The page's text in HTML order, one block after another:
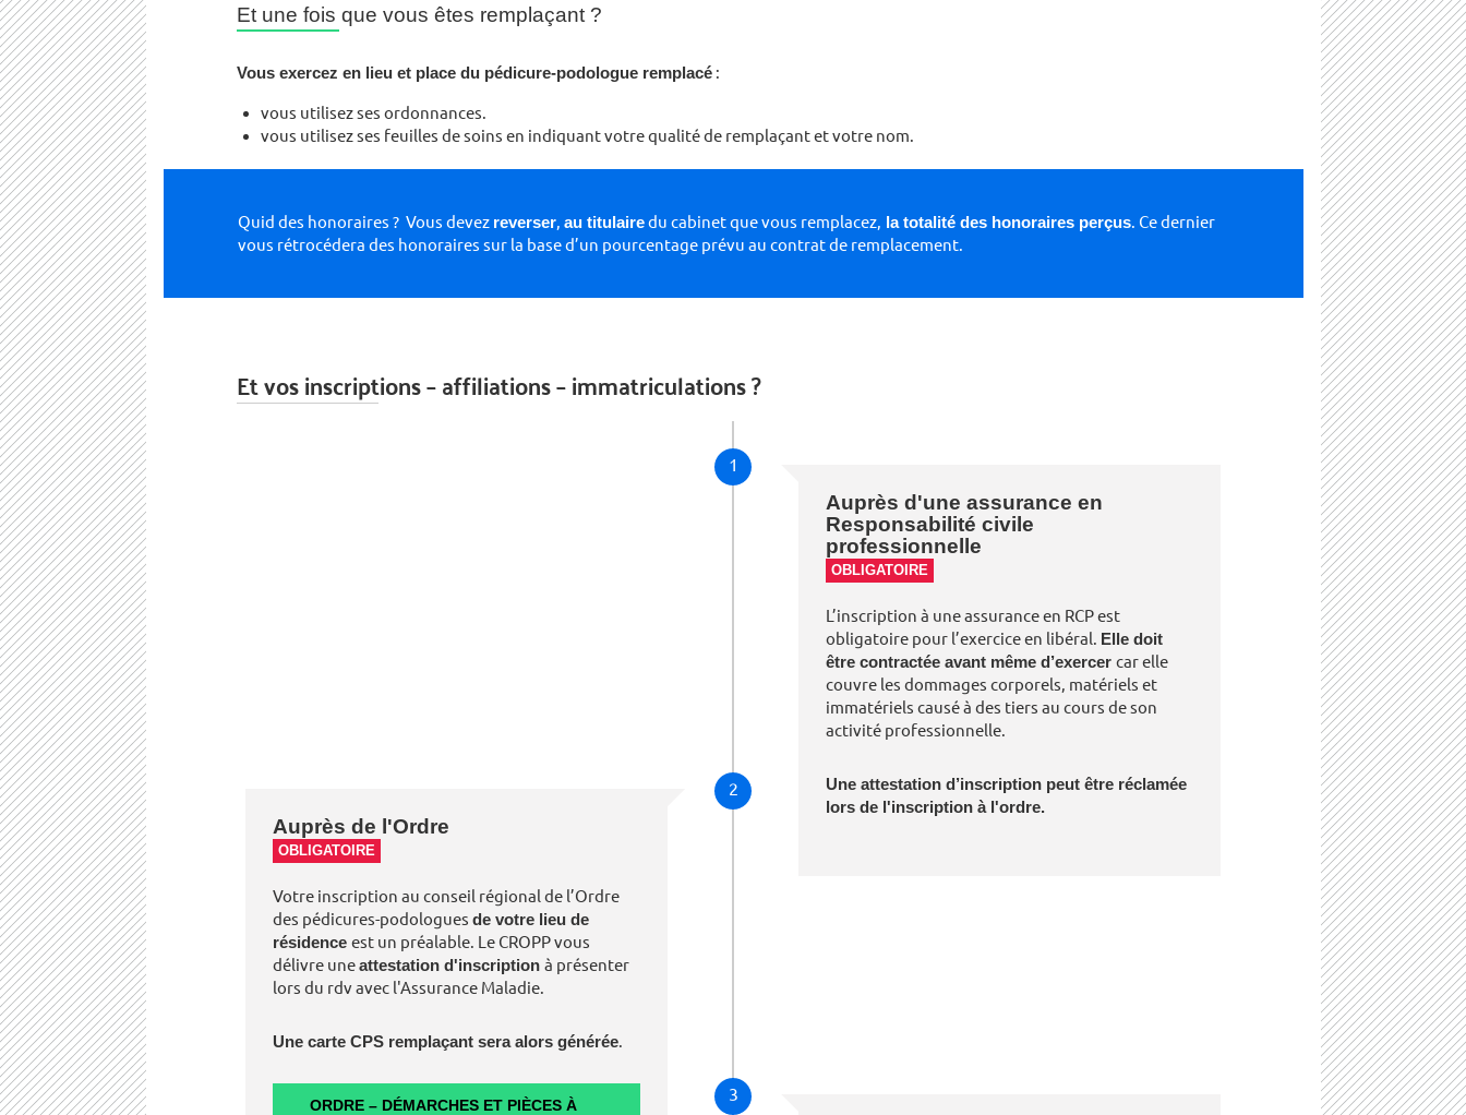
Et une fois que vous êtes remplaçant ?
Vous exercez en lieu et place du pédicure-podologue remplacé:
vous utilisez ses ordonnances.
vous utilisez ses feuilles de soins en indiquant votre qualité de remplaçant et votre nom.
Quid des honoraires ? Vous devez reverser, au titulairedu cabinet que vous remplacez, la totalité des honoraires perçus. Ce dernier
vous rétrocédera des honoraires sur la base d’un pourcentage prévu au contrat de remplacement.
Et vos inscriptions – affiliations – immatriculations ?
1
Auprès d'une assurance en
Responsabilité civile
professionnelle
OBLIGATOIRE
L’inscription à une assurance en RCP est
obligatoire pour l’exercice en libéral. Elle doit
être contractée avant même d’exercer car elle
couvre les dommages corporels, matériels et
immatériels causé à des tiers au cours de son
activité professionnelle.
Une attestation d’inscription peut être réclamée
lors de l'inscription à l'ordre.
2
Auprès de l'Ordre
OBLIGATOIRE
Votre inscription au conseil régional de l’Ordre
des pédicures-podologues de votre lieu de
résidence est un préalable. Le CROPP vous
délivre uneattestation d'inscription à présenter
lors du rdv avec l'Assurance Maladie.
Une carte CPS remplaçant sera alors générée.
ORDRE – DÉMARCHES ET PIÈCES À
3